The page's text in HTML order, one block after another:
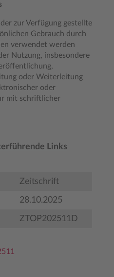
zur Verfügung gestellte
Gebrauch durch
verwendet werden
Nutzung, insbesondere
oder Weiterleitung
oder
mit schriftlicher
Links
Zeitschrift
28.10.2025
ZTOP202511D